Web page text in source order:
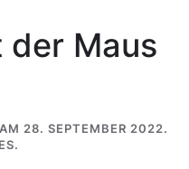
der Maus
AM 28. SEPTEMBER 2022.
.